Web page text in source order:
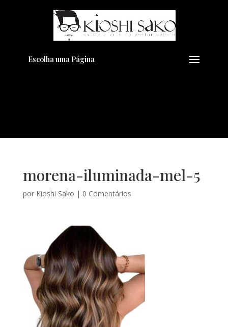
Escolha uma Página
morena-iluminada-mel-5
por Kioshi Sako | 0 Comentários
Pensando em transformar seu
Visual??